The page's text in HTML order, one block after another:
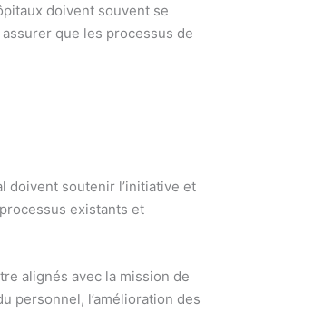
doivent souvent se
assurer que les processus de
doivent soutenir l’initiative et
existants et
alignés avec la mission de
personnel, l’amélioration des